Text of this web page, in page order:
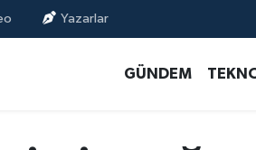
Yazarlar
GÜNDEM